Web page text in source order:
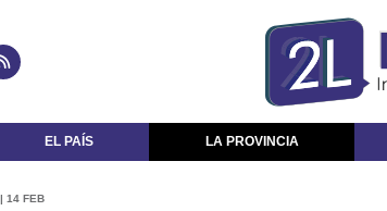
EL PAÍS LA PROVINCIA
14 FEB